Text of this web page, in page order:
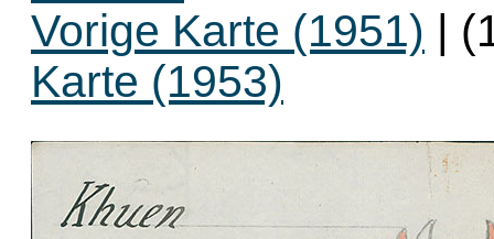
Vorige Karte (1951) |
Karte (1953)